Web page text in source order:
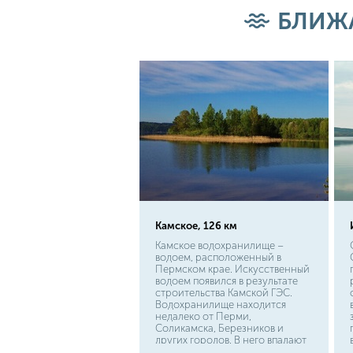
ихтиофауны. Поэтому пожарить
или сварить ароматную ушицу
любой рыбалки.
Камское, 126 км
Камское водохранилище –
водоем, расположенный в
Пермском крае. Искусственный
водоем появился в результате
строительства Камской ГЭС.
Водохранилище находится
недалеко от Перми,
Соликамска, Березников и
других городов. В него впадают